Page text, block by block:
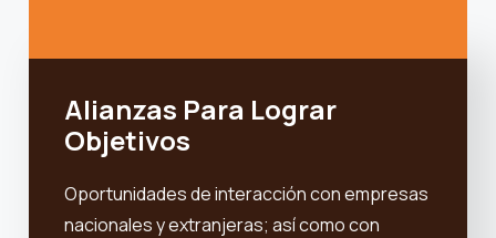
Alianzas Para Lograr
Objetivos
Oportunidades de interacción con empresas
nacionales y extranjeras; así como con